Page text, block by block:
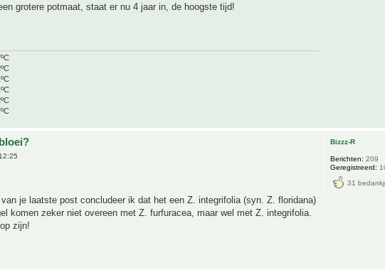
grotere potmaat, staat er nu 4 jaar in, de hoogste tijd!
je laatste post concludeer ik dat het een Z. integrifolia (syn. Z. floridana)
komen zeker niet overeen met Z. furfuracea, maar wel met Z. integrifolia.
zijn!
Bizzz-R
Berichten: 209
Geregistreerd:
31